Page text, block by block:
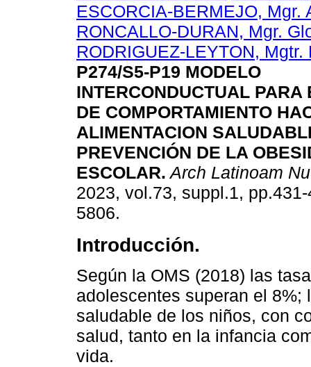
ESCORCIA-BERMEJO, Mgr.
RONCALLO-DURAN, Mgr.
RODRIGUEZ-LEYTON, Mgtr.
P274/S5-P19 MODELO
INTERCONDUCTUAL PARA
DE COMPORTAMIENTO
ALIMENTACION
PREVENCIÓN DE LA
ESCOLAR. Arch Latinoam
2023, vol.73, suppl.1,
5806.
Introducción.
Según la OMS (2018) las
adolescentes superan el
saludable de los niños, con
salud, tanto en la infancia
vida.